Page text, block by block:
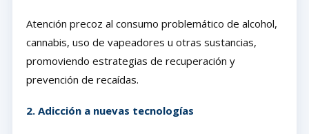
Atención precoz al consumo problemático de alcohol,
cannabis, uso de vapeadores u otras sustancias,
promoviendo estrategias de recuperación y
prevención de recaídas.
2. Adicción a nuevas tecnologías